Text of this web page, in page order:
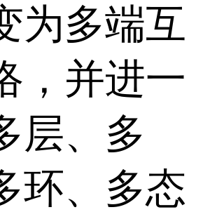
为多端互
，并进一
层、多
环、多态